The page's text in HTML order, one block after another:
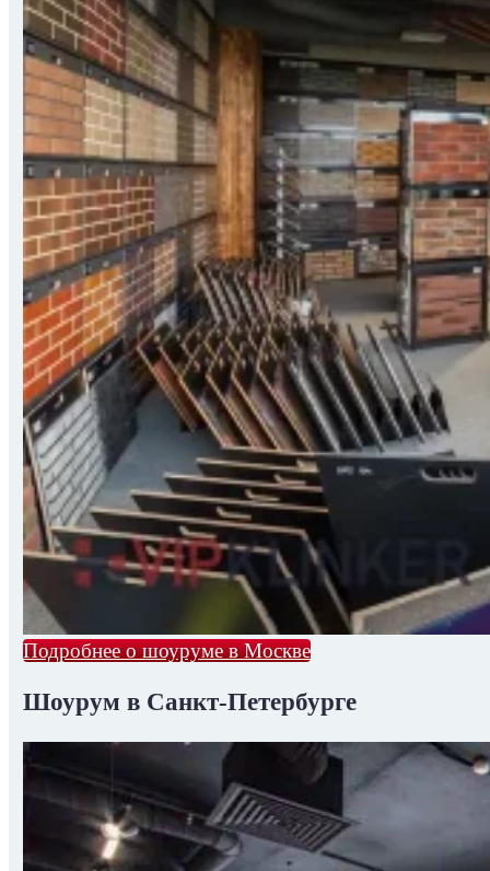
Подробнее о шоуруме в Москве
Шоурум в Санкт-Петербурге